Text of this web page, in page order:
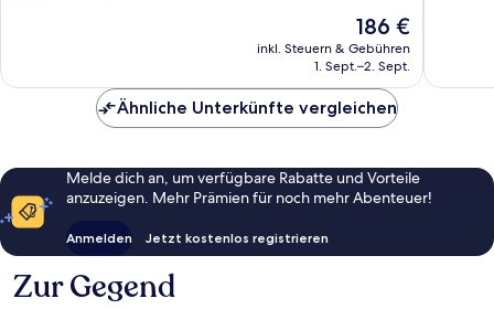
Der
Preis
beträgt
186 €
inkl. Steuern & Gebühren
1. Sept.–2. Sept.
Ähnliche Unterkünfte vergleichen
Melde dich an, um verfügbare Rabatte und Vorteile
anzuzeigen. Mehr Prämien für noch mehr Abenteuer!
Anmelden Jetzt kostenlos registrieren
Zur Gegend